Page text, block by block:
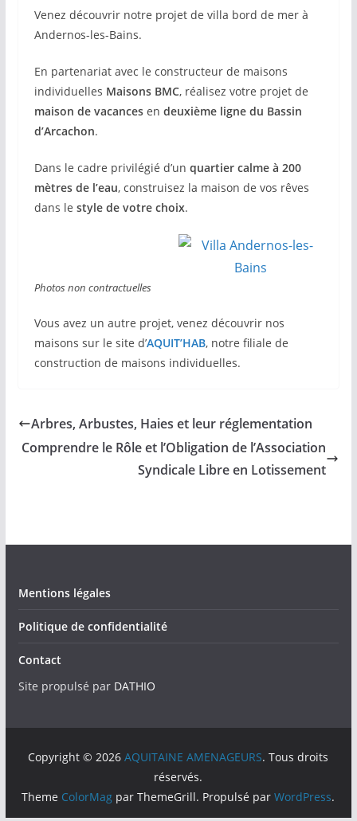
Venez découvrir notre projet de villa bord de mer à
Andernos-les-Bains.
En partenariat avec le constructeur de maisons
individuelles Maisons BMC, réalisez votre projet de
maison de vacancesen deuxième ligne du Bassin
d’Arcachon.
Dans le cadre privilégié d’un quartier calme à 200
mètres de l’eau, construisez la maison de vos rêves
dans le style de votre choix.
Photos non contractuelles
Vous avez un autre projet, venez découvrir nos
maisons sur le site d’AQUIT’HAB, notre filiale de
construction de maisons individuelles.
Arbres, Arbustes, Haies et leur réglementation
Comprendre le Rôle et l’Obligation de l’Association
Syndicale Libre en Lotissement
Mentions légales
Politique de confidentialité
Contact
Site propulsé par DATHIO
Copyright © 2026AQUITAINE AMENAGEURS. Tous droits
réservés.
Theme ColorMag par ThemeGrill. Propulsé parWordPress.